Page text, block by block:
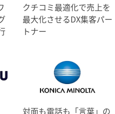
クチコミ最適化で売上を
最大化させるDX集客パー
トナー
対面も電話も「言葉」の